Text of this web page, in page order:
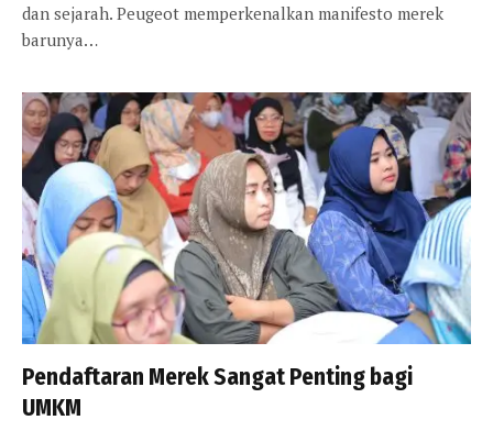
dan sejarah. Peugeot memperkenalkan manifesto merek
barunya…
Pendaftaran Merek Sangat Penting bagi
UMKM